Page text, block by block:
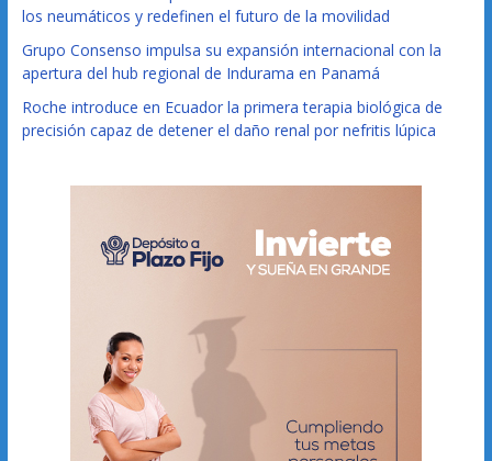
los neumáticos y redefinen el futuro de la movilidad
Grupo Consenso impulsa su expansión internacional con la
apertura del hub regional de Indurama en Panamá
Roche introduce en Ecuador la primera terapia biológica de
precisión capaz de detener el daño renal por nefritis lúpica